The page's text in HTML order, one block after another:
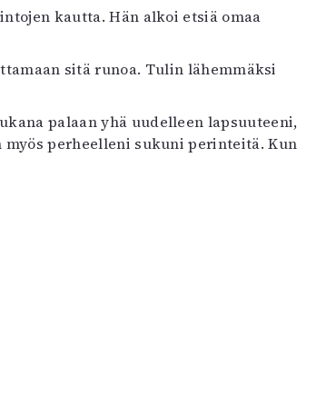
kautta. Hän alkoi etsiä omaa
sitä runoa. Tulin lähemmäksi
palaan yhä uudelleen lapsuuteeni,
perheelleni sukuni perinteitä. Kun